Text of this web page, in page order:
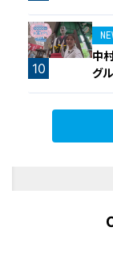
10
中
グ
お